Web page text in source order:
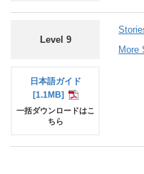
Level 9
日本語ガイド
[1.1MB]
一括ダウンロードはこ
ちら
More